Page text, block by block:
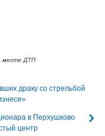
месте ДТП
драку со стрельбой
в Перхушково
центр